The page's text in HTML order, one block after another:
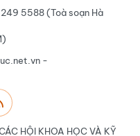
5588 (Toà soạn Hà
-
HỘI KHOA HỌC VÀ KỸ